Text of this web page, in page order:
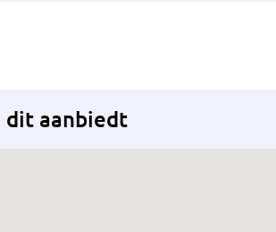
dit aanbiedt